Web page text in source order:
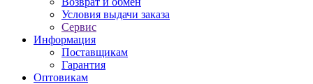
Условия выдачи заказа
Сервис
Информация
Поставщикам
Гарантия
Оптовикам